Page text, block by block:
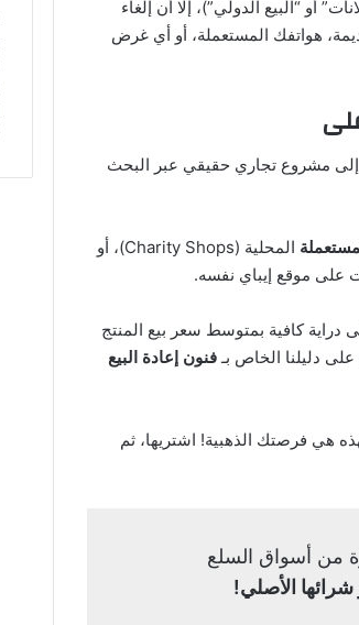
أو “البيع الدولي”)، إلا أن إلغاء
هواتفك المستعملة، أو أي غرض
إلى مشروع تجاري حقيقي عبر البحث
المحلية (Charity Shops)، أو
دراية كافية بمتوسط سعر بيع المنتج
دليلنا الخاص بـفنون إعادة البيع
هي فرصتك الذهبية! اشتريها، ثم
من أسواق السلع